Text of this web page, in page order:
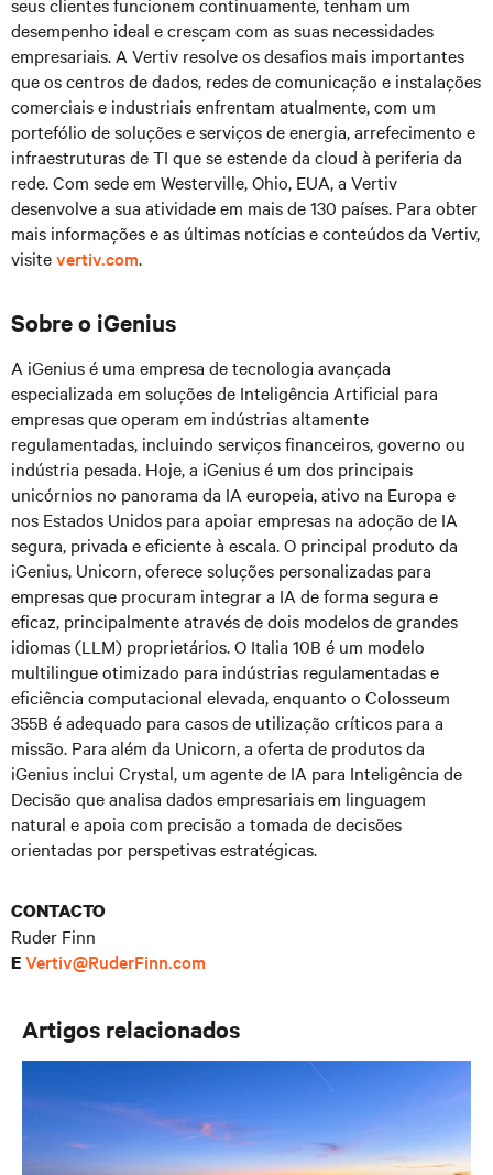
desempenho ideal e cresçam com as suas necessidades
empresariais. A Vertiv resolve os desafios mais importantes
que os centros de dados, redes de comunicação e instalações
comerciais e industriais enfrentam atualmente, com um
portefólio de soluções e serviços de energia, arrefecimento e
infraestruturas de TI que se estende da cloud à periferia da
rede. Com sede em Westerville, Ohio, EUA, a Vertiv
desenvolve a sua atividade em mais de 130 países. Para obter
mais informações e as últimas notícias e conteúdos da Vertiv,
visitevertiv.com.
Sobre o iGenius
A iGenius é uma empresa de tecnologia avançada
especializada em soluções de Inteligência Artificial para
empresas que operam em indústrias altamente
regulamentadas, incluindo serviços financeiros, governo ou
indústria pesada. Hoje, a iGenius é um dos principais
unicórnios no panorama da IA europeia, ativo na Europa e
nos Estados Unidos para apoiar empresas na adoção de IA
segura, privada e eficiente à escala. O principal produto da
iGenius, Unicorn, oferece soluções personalizadas para
empresas que procuram integrar a IA de forma segura e
eficaz, principalmente através de dois modelos de grandes
idiomas (LLM) proprietários. O Italia 10B é um modelo
multilingue otimizado para indústrias regulamentadas e
eficiência computacional elevada, enquanto o Colosseum
355B é adequado para casos de utilização críticos para a
missão. Para além da Unicorn, a oferta de produtos da
iGenius inclui Crystal, um agente de IA para Inteligência de
Decisão que analisa dados empresariais em linguagem
natural e apoia com precisão a tomada de decisões
orientadas por perspetivas estratégicas.
CONTACTO
Ruder Finn
EVertiv@RuderFinn.com
Artigos relacionados